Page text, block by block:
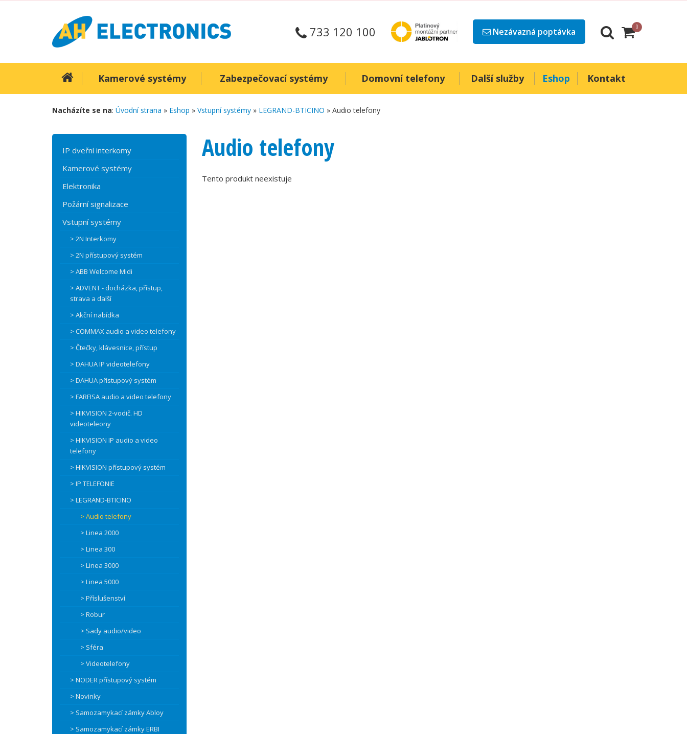
733 120 100 Nezávazná poptávka 0
Kamerové systémy Zabezpečovací systémy Domovní telefony Další služby Eshop Kontakt
Nacházíte se na: Úvodní strana » Eshop » Vstupní systémy » LEGRAND-BTICINO » Audio telefony
IP dveřní interkomy
Kamerové systémy
Elektronika
Požární signalizace
Vstupní systémy
> 2N Interkomy
> 2N přístupový systém
> ABB Welcome Midi
> ADVENT - docházka, přístup,
strava a další
> Akční nabídka
> COMMAX audio a video telefony
> Čtečky, klávesnice, přístup
> DAHUA IP videotelefony
> DAHUA přístupový systém
> FARFISA audio a video telefony
> HIKVISION 2-vodič. HD
videoteleony
> HIKVISION IP audio a video
telefony
> HIKVISION přístupový systém
> IP TELEFONIE
> LEGRAND-BTICINO
> Audio telefony
> Linea 2000
> Linea 300
> Linea 3000
> Linea 5000
> Příslušenství
> Robur
> Sady audio/video
> Sféra
> Videotelefony
> NODER přístupový systém
> Novinky
> Samozamykací zámky Abloy
> Samozamykací zámky ERBI
Audio telefony
Tento produkt neexistuje